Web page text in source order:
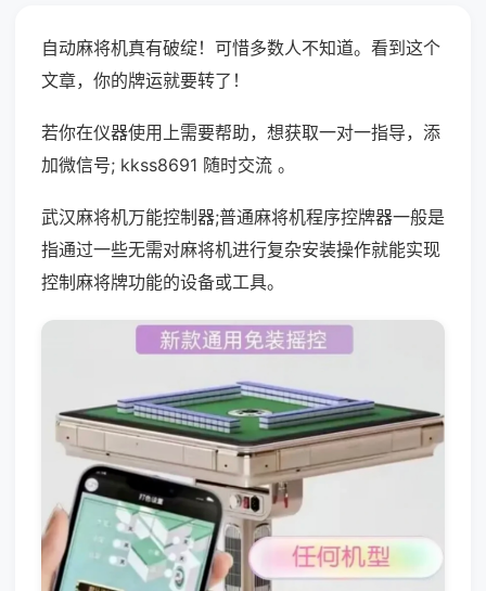
自动麻将机真有破绽！可惜多数人不知道。看到这个
文章，你的牌运就要转了！
若你在仪器使用上需要帮助，想获取一对一指导，添
加微信号; kkss8691 随时交流 。
武汉麻将机万能控制器;普通麻将机程序控牌器一般是
指通过一些无需对麻将机进行复杂安装操作就能实现
控制麻将牌功能的设备或工具。